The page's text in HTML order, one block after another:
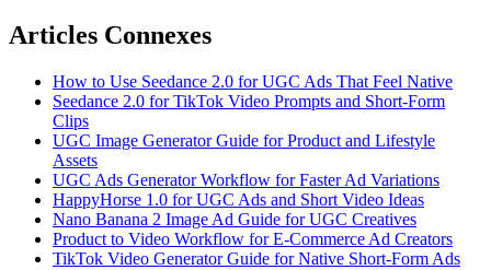
Articles Connexes
How to Use Seedance 2.0 for UGC Ads That Feel Native
Seedance 2.0 for TikTok Video Prompts and Short-Form
Clips
UGC Image Generator Guide for Product and Lifestyle
Assets
UGC Ads Generator Workflow for Faster Ad Variations
HappyHorse 1.0 for UGC Ads and Short Video Ideas
Nano Banana 2 Image Ad Guide for UGC Creatives
Product to Video Workflow for E-Commerce Ad Creators
TikTok Video Generator Guide for Native Short-Form Ads